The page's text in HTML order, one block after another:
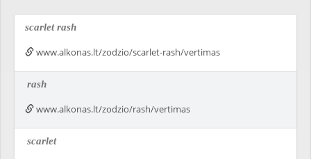
scarlet rash
www.alkonas.lt/zodzio/scarlet-rash/vertimas
rash
www.alkonas.lt/zodzio/rash/vertimas
scarlet